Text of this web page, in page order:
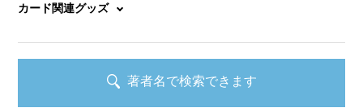
カード関連グッズ
著者名で検索できます